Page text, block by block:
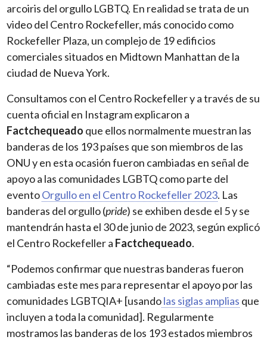
arcoiris del orgullo LGBTQ. En realidad se trata de un
video del Centro Rockefeller, más conocido como
Rockefeller Plaza, un complejo de 19 edificios
comerciales situados en Midtown Manhattan de la
ciudad de Nueva York.
Consultamos con el Centro Rockefeller y a través de su
cuenta oficial en Instagram explicaron a
Factchequeado que ellos normalmente muestran las
banderas de los 193 países que son miembros de las
ONU y en esta ocasión fueron cambiadas en señal de
apoyo a las comunidades LGBTQ como parte del
eventoOrgullo en el Centro Rockefeller 2023. Las
banderas del orgullo (pride) se exhiben desde el 5 y se
mantendrán hasta el 30 de junio de 2023, según explicó
el Centro Rockefeller a Factchequeado.
“Podemos confirmar que nuestras banderas fueron
cambiadas este mes para representar el apoyo por las
comunidades LGBTQIA+ [usandolas siglas amplias que
incluyen a toda la comunidad]. Regularmente
mostramos las banderas de los 193 estados miembros